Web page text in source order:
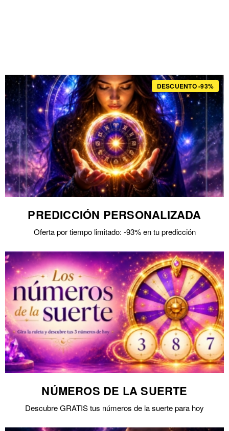
DESCUENTO -93%
PREDICCIÓN PERSONALIZADA
Oferta por tiempo limitado: -93% en tu predicción
NÚMEROS DE LA SUERTE
Descubre GRATIS tus números de la suerte para hoy